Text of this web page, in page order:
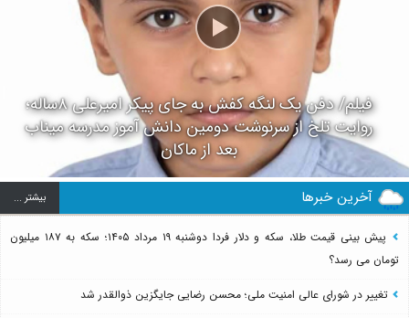
فیلم/ دفن یک لنگه کفش به جای پیکر امیرعلی ۸ساله؛
روایت تلخ از سرنوشت دومین دانش آموز مدرسه میناب
بعد از ماکان
آخرین خبرها بيشتر ...
پیش بینی قیمت طلا، سکه و دلار فردا دوشنبه ۱۹ مرداد ۱۴۰۵؛ سکه به ۱۸۷ میلیون
تومان می رسد؟
تغییر در شورای عالی امنیت ملی؛ محسن رضایی جایگزین ذوالقدر شد